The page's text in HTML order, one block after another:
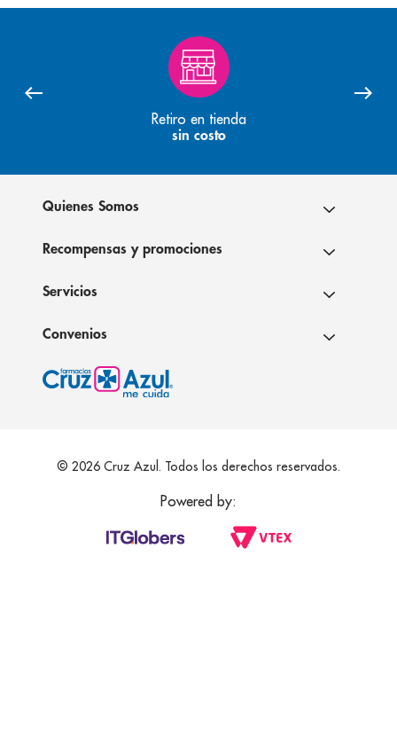
Retiro en tienda
sin costo
Quienes Somos
Recompensas y promociones
Servicios
Convenios
© 2026 Cruz Azul. Todos los derechos reservados.
Powered by: